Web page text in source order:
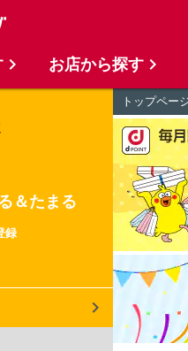
＆たまる
録
トップペー
お店から探す